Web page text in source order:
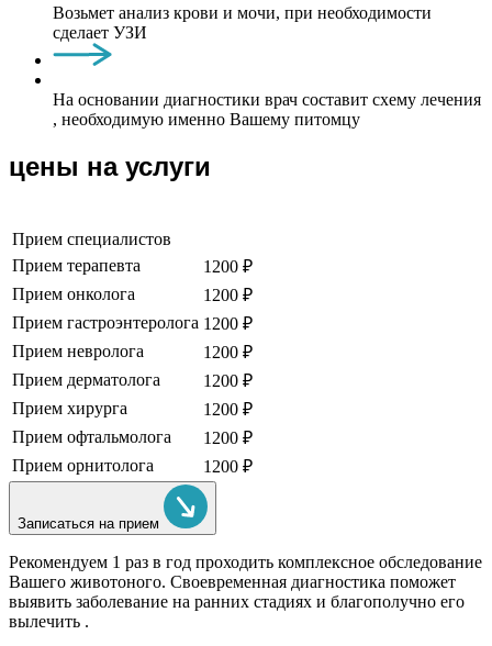
Возьмет анализ крови и мочи, при необходимости
сделает УЗИ
На основании диагностики врач составит схему лечения
, необходимую именно Вашему питомцу
цены на услуги
Прием специалистов
Прием терапевта
1200 ₽
Прием онколога
1200 ₽
Прием гастроэнтеролога 1200 ₽
Прием невролога
1200 ₽
Прием дерматолога
1200 ₽
Прием хирурга
1200 ₽
Прием офтальмолога
1200 ₽
Прием орнитолога
1200 ₽
Записаться на прием
Рекомендуем 1 раз в год проходить комплексное обследование
Вашего животоного. Своевременная диагностика поможет
выявить заболевание на ранних стадиях и благополучно его
вылечить .